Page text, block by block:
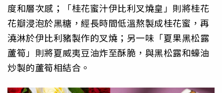
度和層次感；「桂花蜜汁伊比利叉燒皇」則將桂花
花瓣浸泡於黑糖，經長時間低溫熬製成桂花蜜，再
澆淋於伊比利豬製作的叉燒；另一味「夏果黑松露
蘆筍」則將夏威夷豆油炸至酥脆，與黑松露和蠔油
炒製的蘆筍相結合。